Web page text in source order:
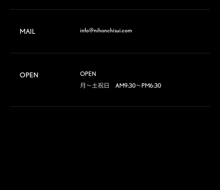
MAIL info@nihonchisui.com
OPEN
OPEN
月～土祝日　AM9:30～PM6:30